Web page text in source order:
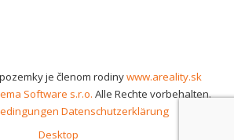
je členom rodinywww.areality.sk
Software s.r.o. Alle Rechte vorbehalten.
Datenschutzerklärung
Desktop